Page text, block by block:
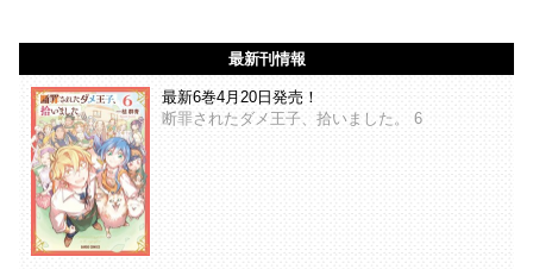
最新刊情報
最新6巻4月20日発売！
断罪されたダメ王子、拾いました。 6